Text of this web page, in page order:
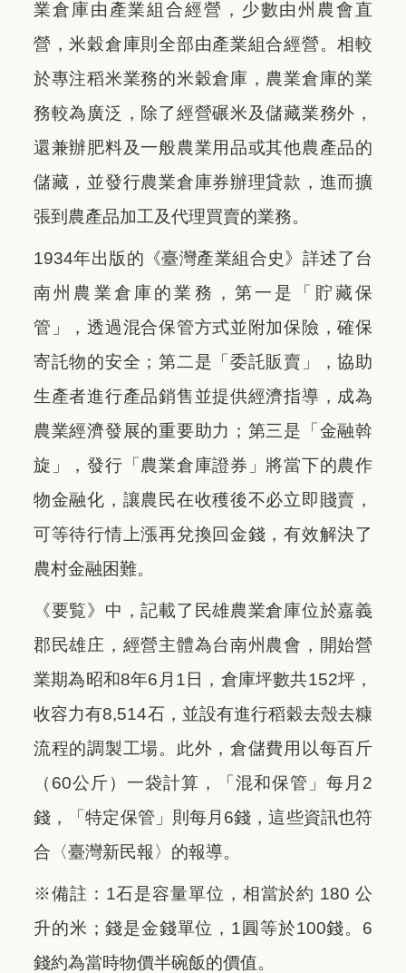
業倉庫由產業組合經營，少數由州農會直
營，米穀倉庫則全部由產業組合經營。相較
於專注稻米業務的米穀倉庫，農業倉庫的業
務較為廣泛，除了經營碾米及儲藏業務外，
還兼辦肥料及一般農業用品或其他農產品的
儲藏，並發行農業倉庫券辦理貸款，進而擴
張到農產品加工及代理買賣的業務。
1934年出版的《臺灣產業組合史》詳述了台
南州農業倉庫的業務，第一是「貯藏保
管」，透過混合保管方式並附加保險，確保
寄託物的安全；第二是「委託販賣」，協助
生產者進行產品銷售並提供經濟指導，成為
農業經濟發展的重要助力；第三是「金融斡
旋」，發行「農業倉庫證券」將當下的農作
物金融化，讓農民在收穫後不必立即賤賣，
可等待行情上漲再兌換回金錢，有效解決了
農村金融困難。
《要覧》 中，記載了民雄農業倉庫位於嘉義
郡民雄庄，經營主體為台南州農會，開始營
業期為昭和8年6月1日，倉庫坪數共152坪，
收容力有8,514石，並設有進行稻穀去殼去糠
流程的調製工場。此外，倉儲費用以每百斤
（60公斤）一袋計算，「混和保管」每月2
錢，「特定保管」則每月6錢，這些資訊也符
合〈臺灣新民報〉的報導。
※備註：1石是容量單位，相當於約 180 公
升的米；錢是金錢單位，1圓等於100錢。6
錢約為當時物價半碗飯的價值。